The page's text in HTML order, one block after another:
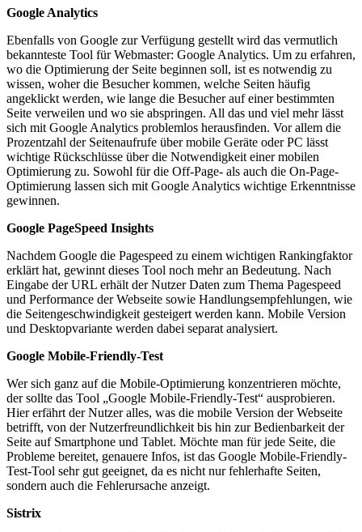
Google Analytics
Ebenfalls von Google zur Verfügung gestellt wird das vermutlich
bekannteste Tool für Webmaster: Google Analytics. Um zu erfahren,
wo die Optimierung der Seite beginnen soll, ist es notwendig zu
wissen, woher die Besucher kommen, welche Seiten häufig
angeklickt werden, wie lange die Besucher auf einer bestimmten
Seite verweilen und wo sie abspringen. All das und viel mehr lässt
sich mit Google Analytics problemlos herausfinden. Vor allem die
Prozentzahl der Seitenaufrufe über mobile Geräte oder PC lässt
wichtige Rückschlüsse über die Notwendigkeit einer mobilen
Optimierung zu. Sowohl für die Off-Page- als auch die On-Page-
Optimierung lassen sich mit Google Analytics wichtige Erkenntnisse
gewinnen.
Google PageSpeed Insights
Nachdem Google die Pagespeed zu einem wichtigen Rankingfaktor
erklärt hat, gewinnt dieses Tool noch mehr an Bedeutung. Nach
Eingabe der URL erhält der Nutzer Daten zum Thema Pagespeed
und Performance der Webseite sowie Handlungsempfehlungen, wie
die Seitengeschwindigkeit gesteigert werden kann. Mobile Version
und Desktopvariante werden dabei separat analysiert.
Google Mobile-Friendly-Test
Wer sich ganz auf die Mobile-Optimierung konzentrieren möchte,
der sollte das Tool „Google Mobile-Friendly-Test“ ausprobieren.
Hier erfährt der Nutzer alles, was die mobile Version der Webseite
betrifft, von der Nutzerfreundlichkeit bis hin zur Bedienbarkeit der
Seite auf Smartphone und Tablet. Möchte man für jede Seite, die
Probleme bereitet, genauere Infos, ist das Google Mobile-Friendly-
Test-Tool sehr gut geeignet, da es nicht nur fehlerhafte Seiten,
sondern auch die Fehlerursache anzeigt.
Sistrix